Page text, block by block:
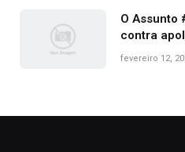
O Assunto
contra
fevereiro 12,